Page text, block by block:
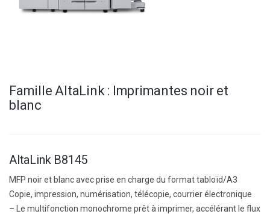
Famille AltaLink : Imprimantes noir et
blanc
AltaLink B8145
MFP noir et blanc avec prise en charge du format tabloïd/A3
Copie, impression, numérisation, télécopie, courrier électronique
– Le multifonction monochrome prêt à imprimer, accélérant le flux